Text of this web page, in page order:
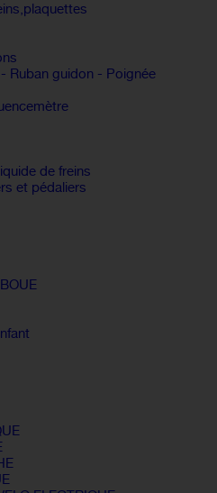
Ruban guidon - Poignée
de freins
et pédaliers